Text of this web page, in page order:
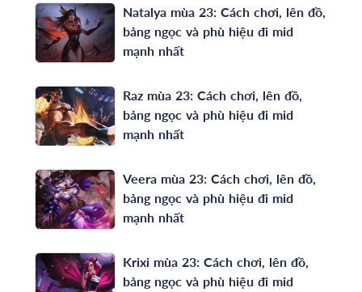
Natalya mùa 23: Cách chơi, lên đồ,
bảng ngọc và phù hiệu đi mid
mạnh nhất
Raz mùa 23: Cách chơi, lên đồ,
bảng ngọc và phù hiệu đi mid
mạnh nhất
Veera mùa 23: Cách chơi, lên đồ,
bảng ngọc và phù hiệu đi mid
mạnh nhất
Krixi mùa 23: Cách chơi, lên đồ,
bảng ngọc và phù hiệu đi mid